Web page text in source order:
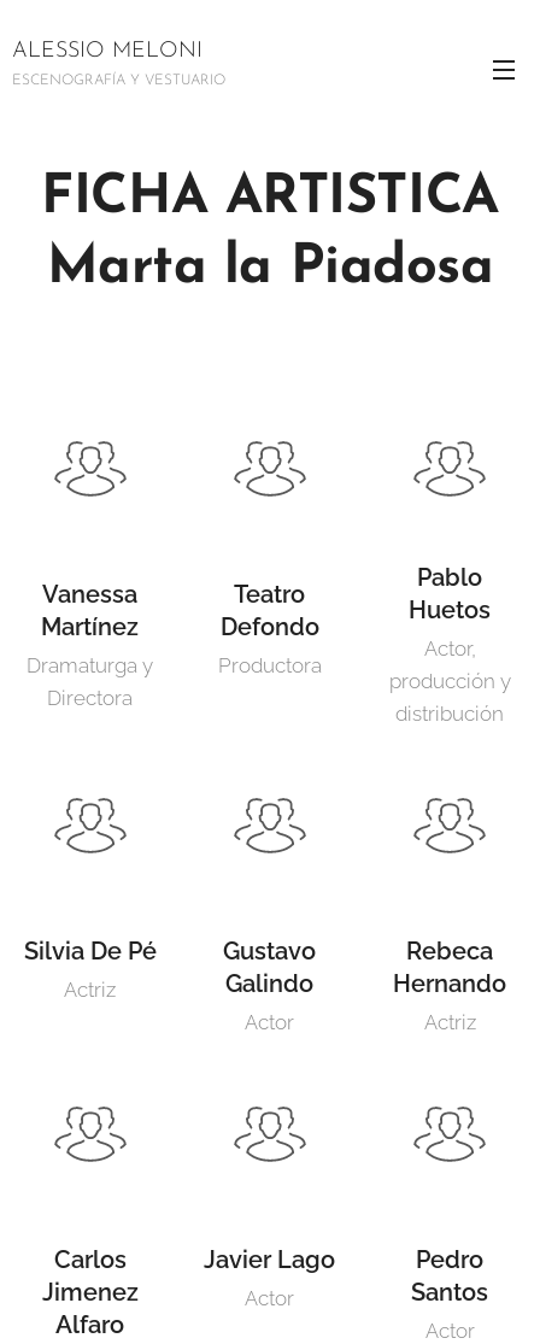
ALESSIO MELONI
ESCENOGRAFÍA Y VESTUARIO
FICHA ARTISTICA
Marta la Piadosa
Vanessa
Martínez
Dramaturga y
Directora
Teatro
Defondo
Productora
Pablo
Huetos
Actor,
producción y
distribución
Silvia De Pé
Actriz
Gustavo
Galindo
Actor
Rebeca
Hernando
Actriz
Carlos
Jimenez
Alfaro
Javier Lago
Actor
Pedro
Santos
Actor